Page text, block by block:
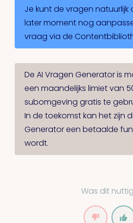
Je kunt de vragen natuurlijk
later moment nog
vraag via de
De AI Vragen Generator is
een maandelijks limiet van
subomgeving gratis te
In de toekomst kan het zijn
Generator een betaalde
wordt.
Was dit